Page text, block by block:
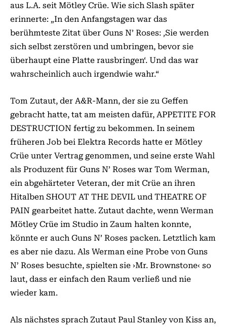
aus L.A. seit Mötley Crüe. Wie sich Slash später
erinnerte: „In den Anfangstagen war das
berühmteste Zitat über Guns N’ Roses: ‚Sie werden
sich selbst zerstören und umbringen, bevor sie
überhaupt eine Platte rausbringen‘. Und das war
wahrscheinlich auch irgendwie wahr.“
Tom Zutaut, der A&R-Mann, der sie zu Geffen
gebracht hatte, tat am meisten dafür, APPETITE FOR
DESTRUCTION fertig zu be­­kommen. In seinem
früheren Job bei Elektra Records hatte er Mötley
Crüe unter Vertrag genommen, und seine erste Wahl
als Produzent für Guns N’ Roses war Tom Werman,
ein abgehärteter Veteran, der mit Crüe an ihren
Hitalben SHOUT AT THE DEVIL und THEATRE OF
PAIN gearbeitet hatte. Zutaut dachte, wenn Werman
Mötley Crüe im Studio in Zaum halten konnte,
könnte er auch Guns N’ Roses packen. Letztlich kam
es aber nie dazu. Als Werman eine Probe von Guns
N’ Roses besuchte, spielten sie ›Mr. Brownstone‹ so
laut, dass er einfach den Raum verließ und nie
wieder kam.
Als nächstes sprach Zutaut Paul Stanley von Kiss an,